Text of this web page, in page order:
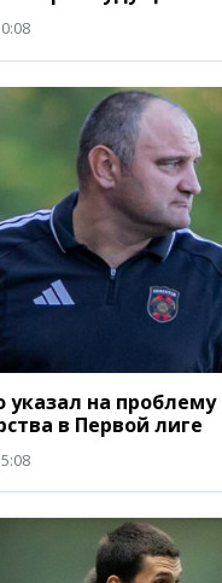
указал на
в Первой лиге